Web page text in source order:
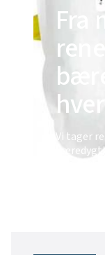
Fra
Vi tager